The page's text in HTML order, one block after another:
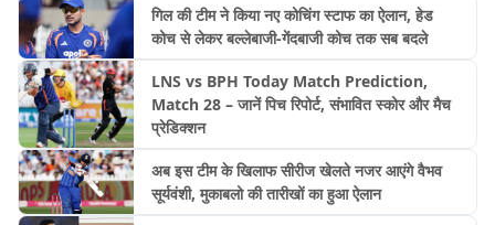
गिल की टीम ने किया नए कोचिंग स्टाफ का ऐलान, हेड
कोच से लेकर बल्लेबाजी-गेंदबाजी कोच तक सब बदले
LNS vs BPH Today Match Prediction,
Match 28 – जानें पिच रिपोर्ट, संभावित स्कोर और मैच
प्रेडिक्शन
अब इस टीम के खिलाफ सीरीज खेलते नजर आएंगे वैभव
सूर्यवंशी, मुकाबलो की तारीखों का हुआ ऐलान